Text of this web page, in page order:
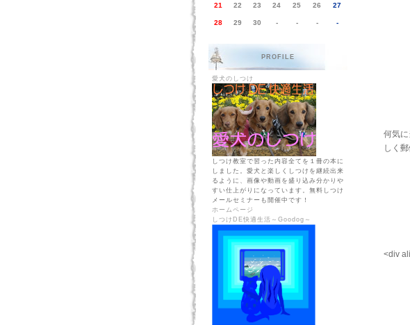
21 22 23 24 25 26 27
28 29 30 - - - -
PROFILE
愛犬のしつけ
しつけ教室で習った内容全てを１冊の本に
しました。愛犬と楽しくしつけを継続出来
るように、画像や動画を盛り込み分かりや
すい仕上がりになっています。無料しつけ
メールセミナーも開催中です！
ホームページ
しつけDE快適生活～Goodog～
何気
しく
<div